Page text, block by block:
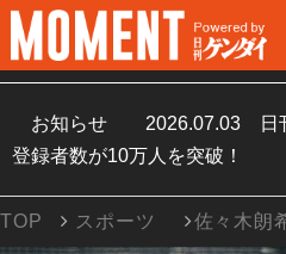
お知らせ 2026.07.03
日
登録者数が10万人を突破！
TOP スポーツ 佐々木朗